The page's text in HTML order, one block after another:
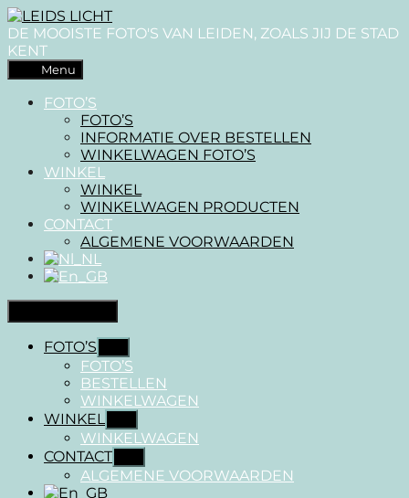
Overslaan
naar
de
inhoud
LEIDS
LICHT
DE MOOISTE FOTO'S VAN LEIDEN, ZOALS JIJ DE STAD
KENT
Menu
FOTO’S
FOTO’S
INFORMATIE OVER BESTELLEN
WINKELWAGEN FOTO’S
WINKEL
WINKEL
WINKELWAGEN PRODUCTEN
CONTACT
ALGEMENE VOORWAARDEN
FOTO’S
submenu
FOTO’S
BESTELLEN
WINKELWAGEN
WINKEL
submenu
WINKELWAGEN
CONTACT
submenu
ALGEMENE VOORWAARDEN